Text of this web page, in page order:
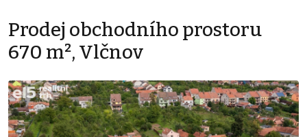
Prodej obchodního prostoru
670 m², Vlčnov